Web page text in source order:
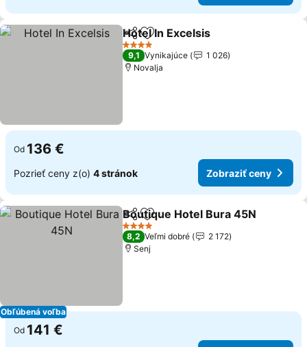
ZdieľaťPridať do obľúbených
Hotel In Excelsis
4 Počet hviezdičiek
9,1 Vynikajúce
1 026
Novalja
Od 136 €
Pozrieť ceny z(o) 4 stránok Zobraziť ceny
Obľúbená voľba
ZdieľaťPridať do obľúbených
Boutique Hotel Bura 45N
4 Počet hviezdičiek
8,2 Veľmi dobré
2 172
Senj
Od 141 €